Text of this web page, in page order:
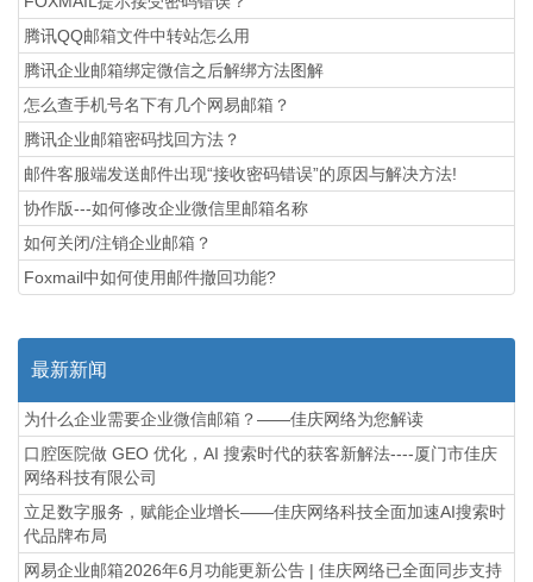
腾讯QQ邮箱文件中转站怎么用
腾讯企业邮箱绑定微信之后解绑方法图解
怎么查手机号名下有几个网易邮箱？
腾讯企业邮箱密码找回方法？
邮件客服端发送邮件出现“接收密码错误”的原因与解决方法!
协作版---如何修改企业微信里邮箱名称
如何关闭/注销企业邮箱？
Foxmail中如何使用邮件撤回功能?
最新新闻
为什么企业需要企业微信邮箱？——佳庆网络为您解读
口腔医院做 GEO 优化，AI 搜索时代的获客新解法----厦门市佳庆
网络科技有限公司
立足数字服务，赋能企业增长——佳庆网络科技全面加速AI搜索时
代品牌布局
网易企业邮箱2026年6月功能更新公告 | 佳庆网络已全面同步支持